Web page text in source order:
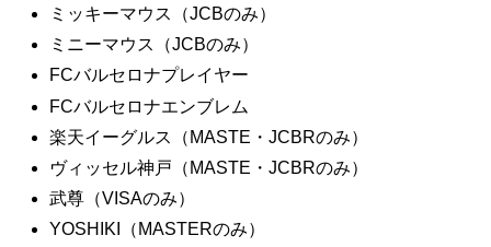
ミッキーマウス（JCBのみ）
ミニーマウス（JCBのみ）
FCバルセロナプレイヤー
FCバルセロナエンブレム
楽天イーグルス（MASTE・JCBRのみ）
ヴィッセル神戸（MASTE・JCBRのみ）
武尊（VISAのみ）
YOSHIKI（MASTERのみ）